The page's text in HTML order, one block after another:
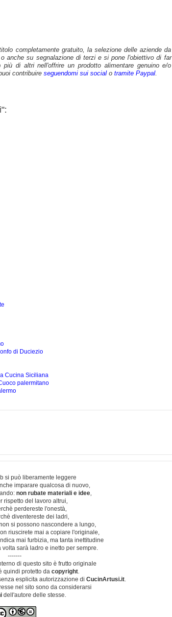
completamente gratuito, la selezione delle aziende da
anche su segnalazione di terzi e si pone l'obiettivo di far
di altri nell'offrire un prodotto alimentare genuino e/o
contribuire seguendomi sui socialo tramite Paypal.
di Duciezio
Cucina Siciliana
palermitano
si può liberamente leggere
imparare qualcosa di nuovo,
non rubate materiali e idee,
rispetto del lavoro altrui,
perdereste l'onestà,
diventereste dei ladri,
si possono nascondere a lungo,
riuscirete mai a copiare l'originale,
mai furbizia, ma tanta inettitudine
volta sarà ladro e inetto per sempre.
-------
di questo sito è frutto originale
quindi protetto da copyright.
esplicita autorizzazione di CucinArtusi.it.
nel sito sono da considerarsi
dell'autore delle stesse.